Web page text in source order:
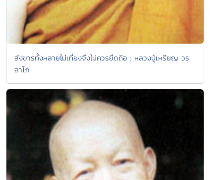
สังขารทั้งหลายไม่เที่ยงจึงไม่ควรยึดถือ : หลวงปู่เหรียญ วร
ลาโภ